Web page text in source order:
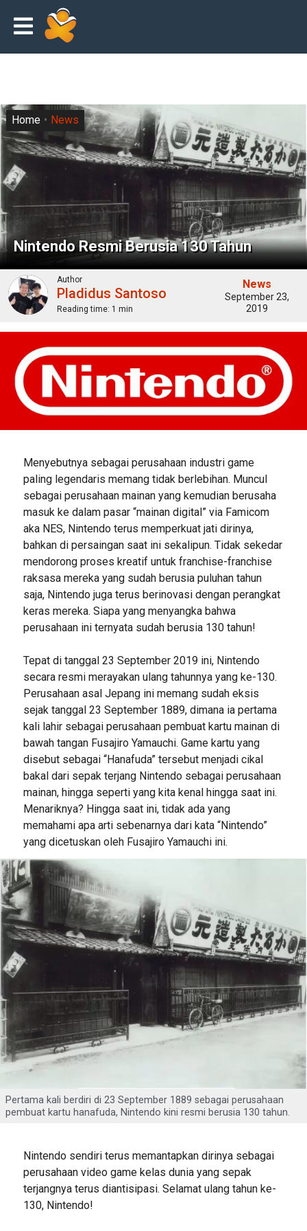
Nintendo Resmi Berusia 130 Tahun
Home News
Author
Pladidus Santoso
Reading time: 1 min
News
September 23,
2019
Menyebutnya sebagai perusahaan industri game
paling legendaris memang tidak berlebihan. Muncul
sebagai perusahaan mainan yang kemudian berusaha
masuk ke dalam pasar “mainan digital” via Famicom
aka NES, Nintendo terus memperkuat jati dirinya,
bahkan di persaingan saat ini sekalipun. Tidak sekedar
mendorong proses kreatif untuk franchise-franchise
raksasa mereka yang sudah berusia puluhan tahun
saja, Nintendo juga terus berinovasi dengan perangkat
keras mereka. Siapa yang menyangka bahwa
perusahaan ini ternyata sudah berusia 130 tahun!
Tepat di tanggal 23 September 2019 ini, Nintendo
secara resmi merayakan ulang tahunnya yang ke-130.
Perusahaan asal Jepang ini memang sudah eksis
sejak tanggal 23 September 1889, dimana ia pertama
kali lahir sebagai perusahaan pembuat kartu mainan di
bawah tangan Fusajiro Yamauchi. Game kartu yang
disebut sebagai “Hanafuda” tersebut menjadi cikal
bakal dari sepak terjang Nintendo sebagai perusahaan
mainan, hingga seperti yang kita kenal hingga saat ini.
Menariknya? Hingga saat ini, tidak ada yang
memahami apa arti sebenarnya dari kata “Nintendo”
yang dicetuskan oleh Fusajiro Yamauchi ini.
Pertama kali berdiri di 23 September 1889 sebagai perusahaan
pembuat kartu hanafuda, Nintendo kini resmi berusia 130 tahun.
Nintendo sendiri terus memantapkan dirinya sebagai
perusahaan video game kelas dunia yang sepak
terjangnya terus diantisipasi. Selamat ulang tahun ke-
130, Nintendo!